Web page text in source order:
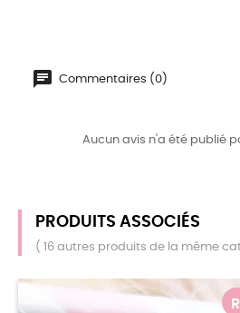
Commentaires (0)
Aucun avis n'a été publié
PRODUITS ASSOCIÉS
( 16 autres produits de la même